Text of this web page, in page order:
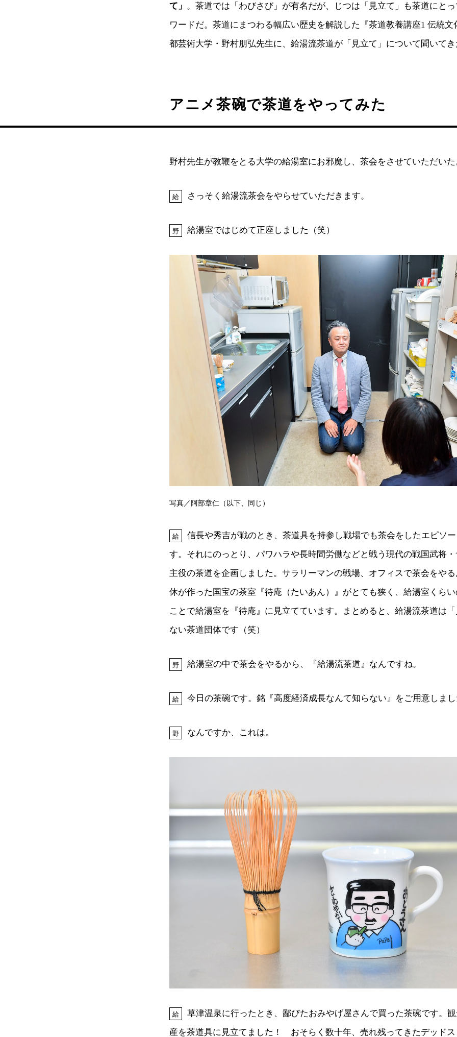
て」 。茶道では「わびさび」が有名だが、じつは「見立て」も茶道にと
ワードだ。茶道にまつわる幅広い歴史を解説した『茶道教養講座1 伝統文
都芸術大学・野村朋弘先生に、給湯流茶道が「見立て」について聞いて
アニメ茶碗で茶道をやってみた
野村先生が教鞭をとる大学の給湯室にお邪魔し、茶会をさせていただい
給 さっそく給湯流茶会をやらせていただきます。
野 給湯室ではじめて正座しました（笑）
写真／阿部章仁（以下、同じ）
給
信長や秀吉が戦のとき、茶道具を持参し戦場でも茶会をしたエピソ
す。それにのっとり、パワハラや長時間労働などと戦う現代の戦国武将
主役の茶道を企画しました。サラリーマンの戦場、オフィスで茶会をや
休が作った国宝の茶室『待庵（たいあん）』がとても狭く、給湯室くら
ことで給湯室を『待庵』に見立てています。まとめると、給湯流茶道は
ない茶道団体です（笑）
野 給湯室の中で茶会をやるから、『給湯流茶道』なんですね。
給 今日の茶碗です。銘『高度経済成長なんて知らない』をご用意しま
野 なんですか、これは。
給
草津温泉に行ったとき、鄙びたおみやげ屋さんで買った茶碗です。
産を茶道具に見立てました！ おそらく数十年、売れ残ってきたデッド